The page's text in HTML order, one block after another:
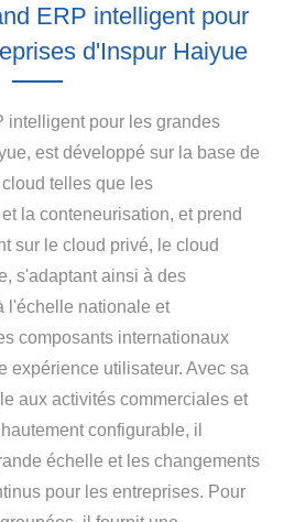
ERP intelligent pour
d'Inspur Haiyue
intelligent pour les grandes
est développé sur la base de
telles que les
la conteneurisation, et prend
sur le cloud privé, le cloud
s'adaptant ainsi à des
l'échelle nationale et
composants internationaux
expérience utilisateur. Avec sa
aux activités commerciales et
configurable, il
échelle et les changements
pour les entreprises. Pour